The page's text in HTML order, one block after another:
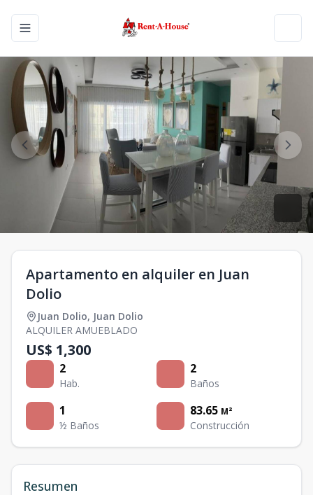
Toggle navigation menu
Apartamento en alquiler en Juan
Dolio
Juan Dolio, Juan Dolio
ALQUILER AMUEBLADO
US$ 1,300
2
Hab.
2
Baños
1
½ Baños
83.65 M²
Construcción
Resumen